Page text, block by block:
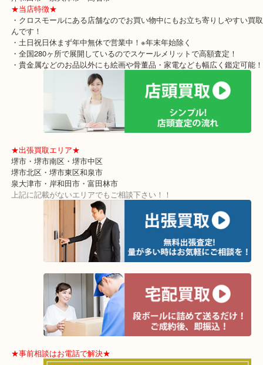
精一杯のお値段でご案内させて頂きます！！
箱あり保証書もきれいな状態でありお品物も大切にご利用されてい
かる状態でお客様もご満足の結果だったようでお買取りさせて頂き
1964年に誕生したカレラですが廃盤モデルでも当店では高価買取し
す！！
お売り頂くお店をお探し中の方はお気軽に「大吉 泉北店」へご相
★最寄り駅★
東北高速鉄道線「栂・美木多駅」「光明池」「泉ヶ丘」
★よくご来店頂くエリア★
堺市・大阪狭山市・堺市南区
富田林市・堺市東区・和泉市
岸和田市・泉大津市・高石市
★当店特徴★
・クロスモールにある店舗なのでお買い物中にもお立ち寄りしやす
んです！
・土日祝日休まず年中無休で営業中！※年末年始除く
・貴金属などのお品以外にも絵画や骨董品・家電なども幅広く鑑定